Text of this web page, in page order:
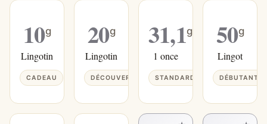
10g
Lingotin
CADEAU
20g
Lingotin
DÉCOUVERTE
31,1g
1 once
STANDARD
50g
Lingot
DÉBUTANT